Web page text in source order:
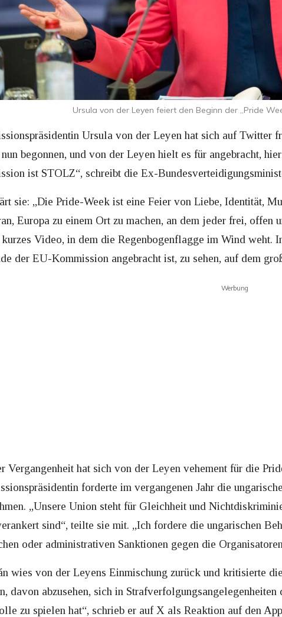
Ursula von der Leyen feiert den Beginn der „Pride
Ursula von der Leyen hat sich auf Twitter
begonnen, und von der Leyen hielt es für angebracht,
ist STOLZ“, schreibt die Ex-
sie: „Die Pride-Week ist eine Feier von Liebe, Identität,
Europa zu einem Ort zu machen, an dem jeder frei, offen
Video, in dem die Regenbogenflagge im Wind weht.
der EU-Kommission angebracht ist, zu sehen, auf dem
Werbung
Vergangenheit hat sich von der Leyen vehement für die
forderte im vergangenen Jahr die
„Unsere Union steht für Gleichheit und
sind“, teilte sie mit. „Ich fordere die ungarischen
oder administrativen Sanktionen gegen die
wies von der Leyens Einmischung zurück und kritisierte
davon abzusehen, sich in
zu spielen hat“, schrieb er auf X als Reaktion auf den